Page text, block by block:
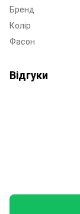
Бренд
Колір
Фасон
Відгуки